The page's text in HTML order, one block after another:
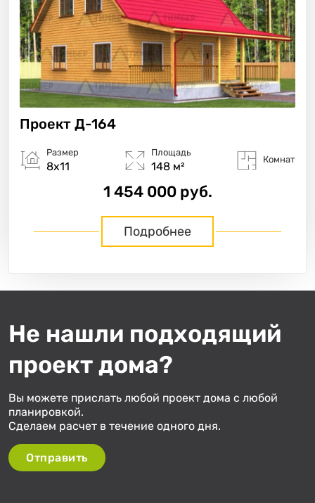
Проект Д-164
Размер
8х11
Площадь
148 м²
Комнат
1 454 000 руб.
Подробнее
Не нашли подходящий
проект дома?
Вы можете прислать любой проект дома с любой
планировкой.
Сделаем расчет в течение одного дня.
Отправить